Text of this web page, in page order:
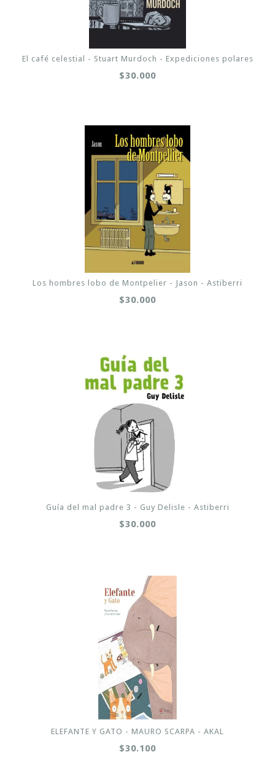
El café celestial - Stuart Murdoch - Expediciones polares
$30.000
Los hombres lobo de Montpelier - Jason - Astiberri
$30.000
Guía del mal padre 3 - Guy Delisle - Astiberri
$30.000
ELEFANTE Y GATO - MAURO SCARPA - AKAL
$30.100